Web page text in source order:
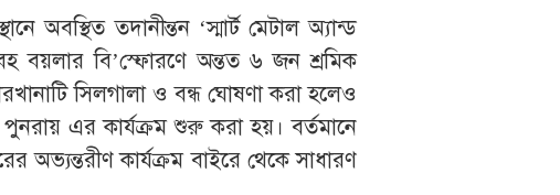
অবস্থিত তদানীন্তন ‘স্মার্ট মেটাল অ্যান্ড
বয়লার বি’স্ফোরণে অন্তত ৬ জন শ্রমিক
সিলগালা ও বন্ধ ঘোষণা করা হলেও
এর কার্যক্রম শুরু করা হয়। বর্তমানে
অভ্যন্তরীণ কার্যক্রম বাইরে থেকে সাধারণ